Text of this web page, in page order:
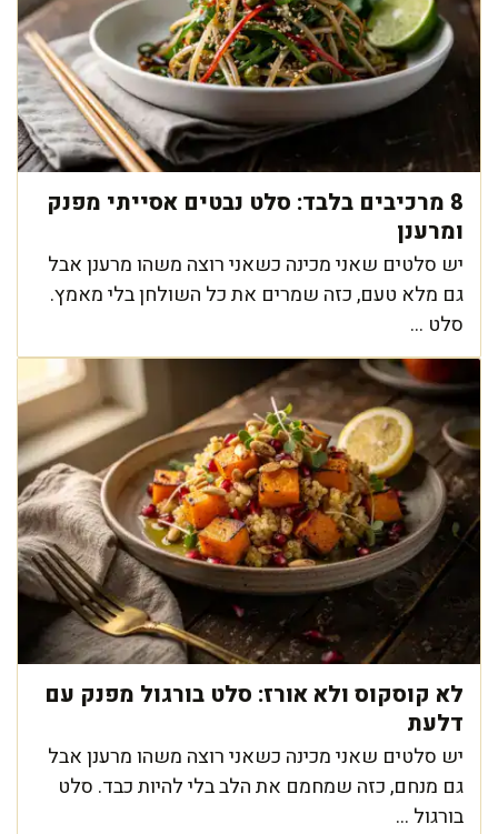
8 מרכיבים בלבד: סלט נבטים אסייתי מפנק
ומרענן
יש סלטים שאני מכינה כשאני רוצה משהו מרענן אבל
גם מלא טעם, כזה שמרים את כל השולחן בלי מאמץ.
סלט ...
לא קוסקוס ולא אורז: סלט בורגול מפנק עם
דלעת
יש סלטים שאני מכינה כשאני רוצה משהו מרענן אבל
גם מנחם, כזה שמחמם את הלב בלי להיות כבד. סלט
בורגול ...